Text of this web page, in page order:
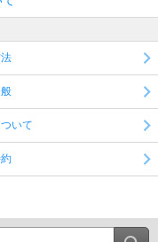
取、転送は許可いたし
りがないかのご確認を
へ出荷を行いますが、
ご入力された情報が正
ございます。 ご注文の
の不備が多く見られま
いて